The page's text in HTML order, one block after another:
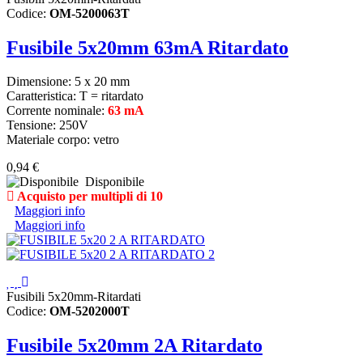
Codice: OM-5200063T
Fusibile 5x20mm 63mA Ritardato
Dimensione: 5 x 20 mm
Caratteristica: T = ritardato
Corrente nominale: 63 mA
Tensione: 250V
Materiale corpo: vetro
0,94 €
Disponibile
Acquisto per multipli di 10
Maggiori info
Maggiori info
Fusibili 5x20mm-Ritardati
Codice: OM-5202000T
Fusibile 5x20mm 2A Ritardato